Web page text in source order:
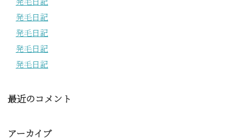
発毛日記
発毛日記
発毛日記
発毛日記
最近のコメント
アーカイブ